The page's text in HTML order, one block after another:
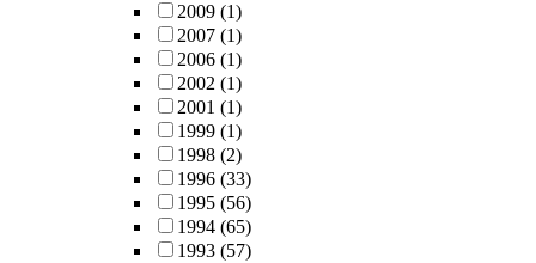
2009 (1)
2007 (1)
2006 (1)
2002 (1)
2001 (1)
1999 (1)
1998 (2)
1996 (33)
1995 (56)
1994 (65)
1993 (57)